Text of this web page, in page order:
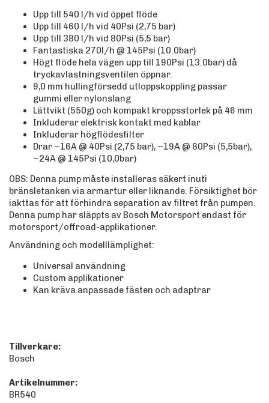
Upp till 540 l/h vid öppet flöde
Upp till 460 l/h vid 40Psi (2,75 bar)
Upp till 380 l/h vid 80Psi (5,5 bar)
Fantastiska 270l/h @ 145Psi (10.0bar)
Högt flöde hela vägen upp till 190Psi (13.0bar) då
tryckavlastningsventilen öppnar.
9,0 mm hullingförsedd utloppskoppling passar
gummi eller nylonslang
Lättvikt (550g) och kompakt kroppsstorlek på 46 mm
Inkluderar elektrisk kontakt med kablar
Inkluderar högflödesfilter
Drar ~16A @ 40Psi (2,75 bar), ~19A @ 80Psi (5,5bar),
~24A @ 145Psi (10,0bar)
OBS: Denna pump måste installeras säkert inuti
bränsletanken via armartur eller liknande. Försiktighet bör
iakttas för att förhindra separation av filtret från pumpen.
Denna pump har släppts av Bosch Motorsport endast för
motorsport/offroad-applikationer.
Användning och modelllämplighet:
Universal användning
Custom applikationer
Kan kräva anpassade fästen och adaptrar
Tillverkare:
Bosch
Artikelnummer:
BR540